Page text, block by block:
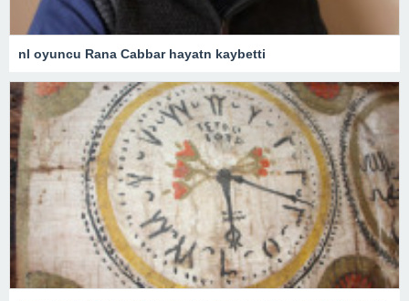
nl oyuncu Rana Cabbar hayatn kaybetti